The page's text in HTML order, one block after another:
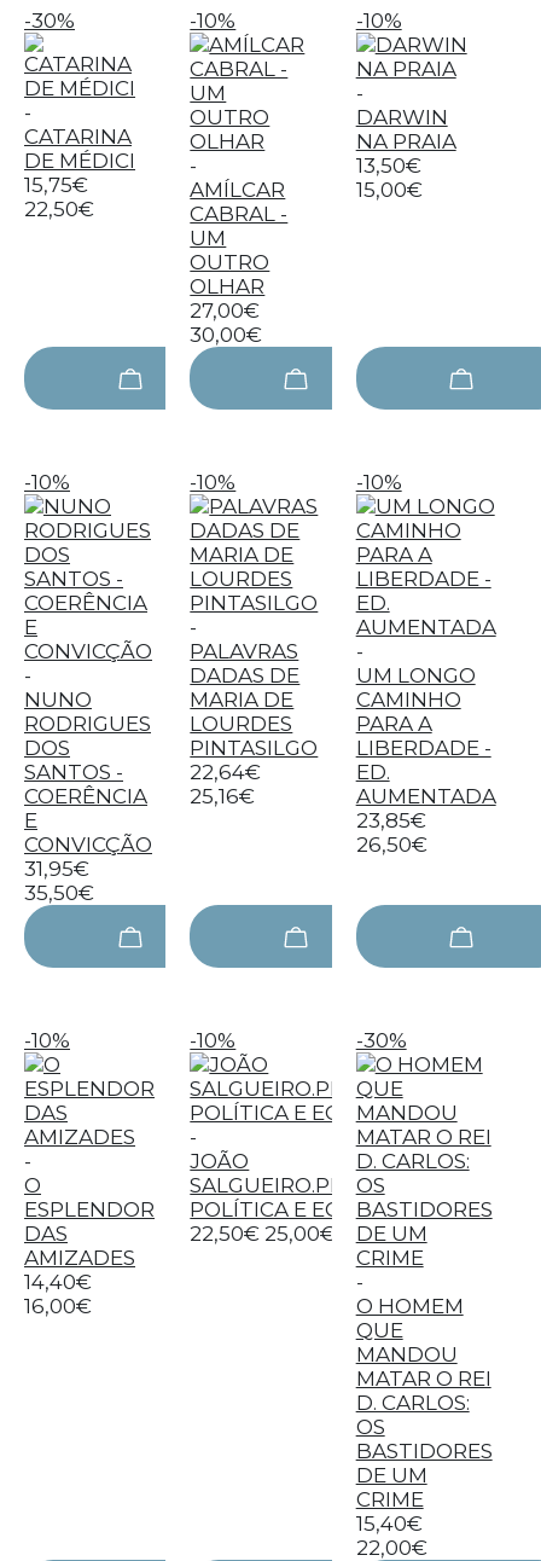
-30%
-
CATARINA
DE MÉDICI
15,75€
22,50€
-10%
-
AMÍLCAR
CABRAL -
UM
OUTRO
OLHAR
27,00€
30,00€
-10%
-
DARWIN
NA PRAIA
13,50€
15,00€
-10%
-
NUNO
RODRIGUES
DOS
SANTOS -
COERÊNCIA
E
CONVICÇÃO
31,95€
35,50€
-10%
-
PALAVRAS
DADAS DE
MARIA DE
LOURDES
PINTASILGO
22,64€
25,16€
-10%
-
UM LONGO
CAMINHO
PARA A
LIBERDADE -
ED.
AUMENTADA
23,85€
26,50€
-10%
-
O
ESPLENDOR
DAS
AMIZADES
14,40€
16,00€
-10%
-
JOÃO
SALGUEIRO.PLANEAMENTO,
POLÍTICA E ECONOMIA
22,50€ 25,00€
-30%
-
O HOMEM
QUE
MANDOU
MATAR O REI
D. CARLOS:
OS
BASTIDORES
DE UM
CRIME
15,40€
22,00€